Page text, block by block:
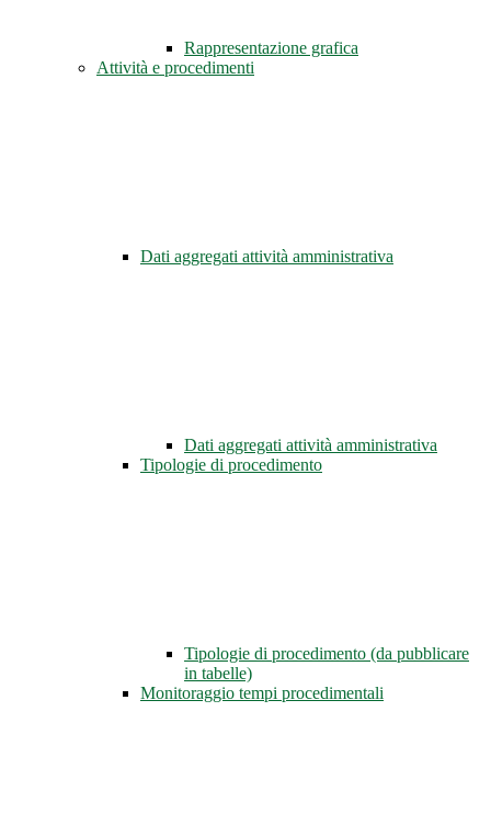
Rappresentazione grafica
Attività e procedimenti
Dati aggregati attività amministrativa
Dati aggregati attività amministrativa
Tipologie di procedimento
Tipologie di procedimento (da pubblicare
in tabelle)
Monitoraggio tempi procedimentali